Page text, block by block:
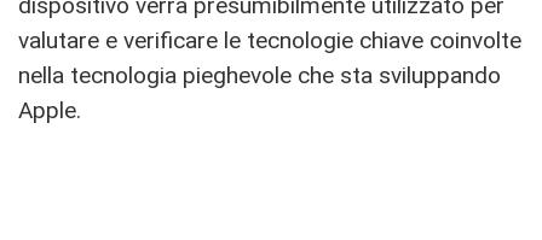
valutare e verificare le tecnologie chiave coinvolte
nella tecnologia pieghevole che sta sviluppando
Apple.